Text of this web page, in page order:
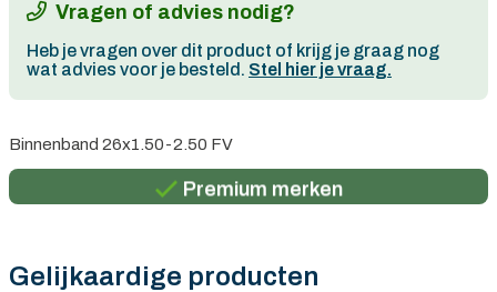
Vragen of advies nodig?
Heb je vragen over dit product of krijg je graag nog
wat advies voor je besteld. Stel hier je vraag.
Binnenband 26x1.50-2.50 FV
Gratis verzending in België vanaf €100
Premium merken
Gelijkaardige producten